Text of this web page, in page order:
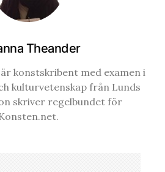
Theander
konstskribent med examen i
kulturvetenskap från Lunds
skriver regelbundet för